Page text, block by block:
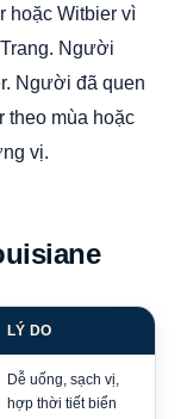
hoặc Witbier vì
Người
Người đã quen
theo mùa hoặc
vị.
LÝ DO
Dễ uống, sạch vị,
hợp thời tiết biển